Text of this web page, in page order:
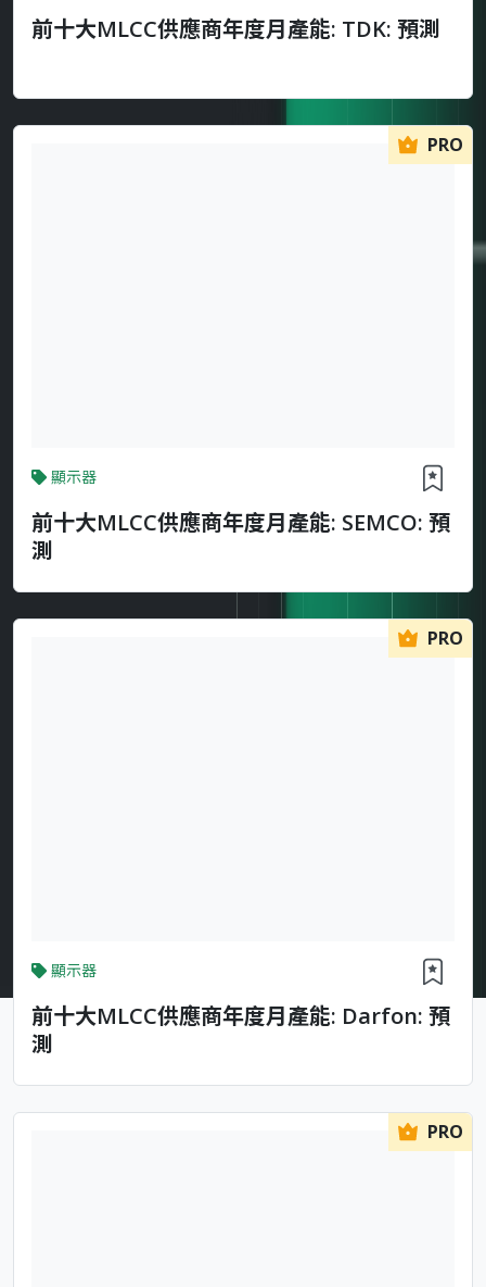
前十大MLCC供應商年度月產能: TDK: 預測
PRO
顯示器
前十大MLCC供應商年度月產能: SEMCO: 預
測
PRO
顯示器
前十大MLCC供應商年度月產能: Darfon: 預
測
PRO